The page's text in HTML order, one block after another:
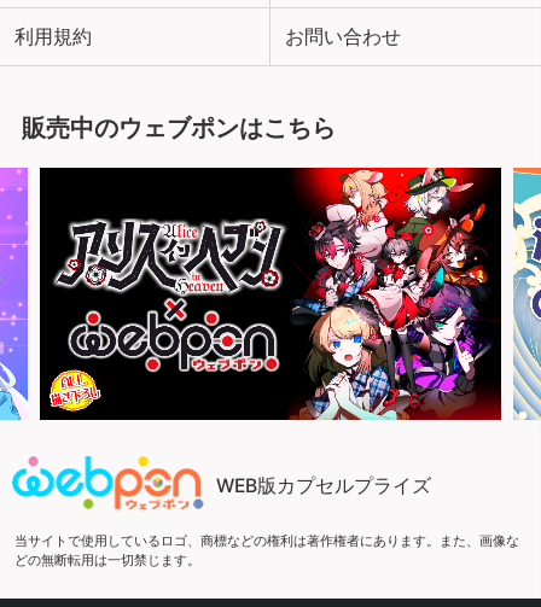
利用規約 お問い合わせ
販売中のウェブポンはこちら
WEB版カプセルプライズ
当サイトで使用しているロゴ、商標などの権利は著作権者にあります。また、画像な
どの無断転用は一切禁じます。